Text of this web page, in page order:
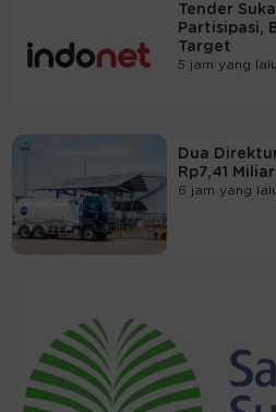
Tender
Partisipasi,
Target
5 jam yang lalu
Dua
Rp7,41
6 jam yang